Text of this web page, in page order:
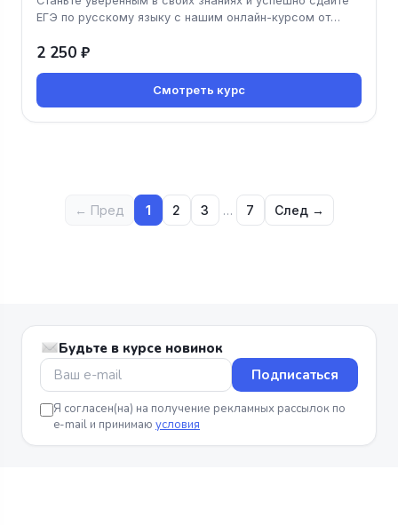
ЕГЭ по русскому языку с нашим онлайн-курсом от
2 250 ₽
Смотреть курс
← Пред 1 2 3 … 7 След →
Будьте в курсе новинок
Подписаться
Я согласен(на) на получение рекламных рассылок по
e-mail и принимаю условия